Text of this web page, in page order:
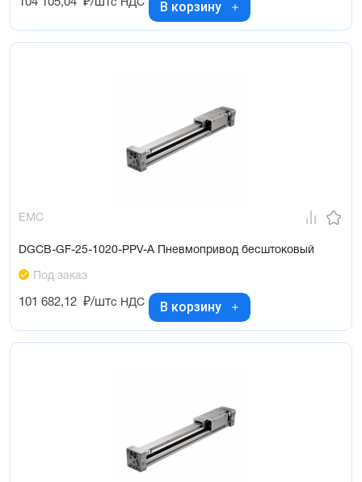
с НДС В корзину
EMC
DGCB-GF-25-1020-PPV-A Пневмопривод бесштоковый
Под заказ
101 682,12 ₽/штс НДС В корзину